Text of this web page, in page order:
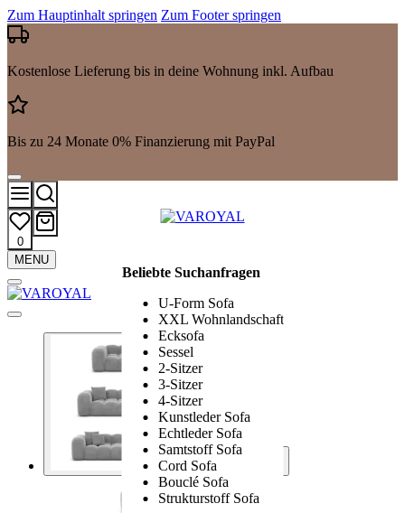
Zum Hauptinhalt springen Zum Footer springen
Kostenlose Lieferung bis in deine Wohnung inkl. Aufbau
Bis zu 24 Monate 0% Finanzierung mit PayPal
0
Beliebte Suchanfragen
U-Form Sofa
XXL Wohnlandschaft
Ecksofa
Sessel
2-Sitzer
3-Sitzer
4-Sitzer
Kunstleder Sofa
Echtleder Sofa
Samtstoff Sofa
Cord Sofa
Bouclé Sofa
Strukturstoff Sofa
Suchergebnisse
MENU
Sofa Sets